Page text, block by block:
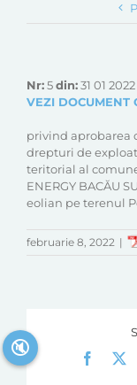
Nr:5din:31 01 2022
VEZI DOCUMENT
privind aprobarea
drepturi de
teritorial al
ENERGY BACĂU
eolian pe terenul
februarie 8, 2022 |
🔇